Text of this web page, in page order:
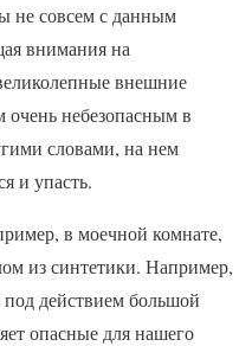
не совсем с данным
внимания на
внешние
очень небезопасным в
словами, на нем
и упасть.
в моечной комнате,
из синтетики. Например,
действием большой
опасные для нашего